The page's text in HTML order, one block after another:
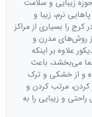
زیبایی و سلامت
نرم، زیبا و
را بسیاری از مراکز
از روش‌های مدرن و
علاوه بر اینکه
می‌بخشد، باعث
و از خشکی و ترک
کردن، مرتب کردن و
و زیبایی را به